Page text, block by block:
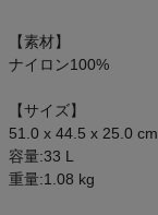
オン On
スポーツマリオTOP
【素材】
ナイロン100%
【サイズ】
51.0 x 44.5 x 25.0 cm
容量:33 L
重量:1.08 kg